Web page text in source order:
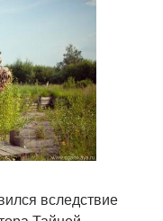
вследствие